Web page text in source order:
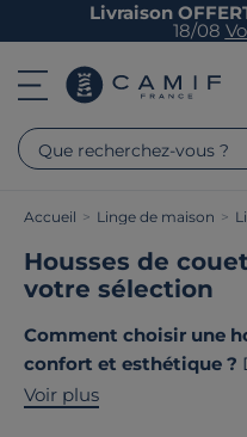
Livraison
18/08
Que recherchez-vous ?
Accueil > Linge de maison >
Housses de
votre sélection
Comment choisir une
confort et esthétique ?
nobles comme le coton
Voir plus